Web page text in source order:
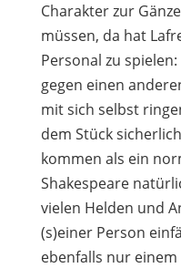
Charakter zur
müssen, da hat
Personal zu
gegen einen
mit sich selbst
dem Stück
kommen als ein
Shakespeare
vielen Helden und
(s)einer Person
ebenfalls nur